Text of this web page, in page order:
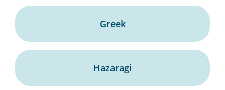
Greek
Hazaragi